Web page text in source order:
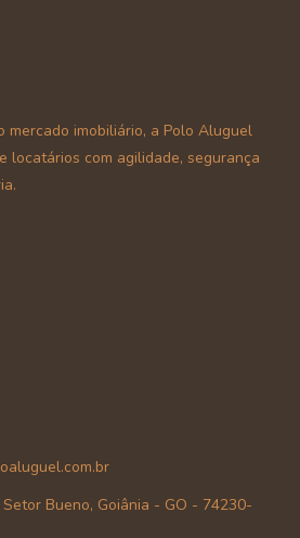
mercado imobiliário, a Polo Aluguel
locatários com agilidade, segurança
Bueno, Goiânia - GO - 74230-